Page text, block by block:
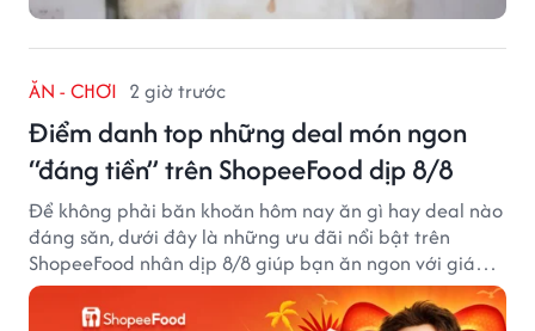
ĂN - CHƠI 2 giờ trước
Điểm danh top những deal món ngon
“đáng tiền” trên ShopeeFood dịp 8/8
Để không phải băn khoăn hôm nay ăn gì hay deal nào
đáng săn, dưới đây là những ưu đãi nổi bật trên
ShopeeFood nhân dịp 8/8 giúp bạn ăn ngon với giá
hời mà không cần đắn đo.